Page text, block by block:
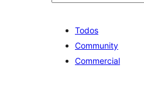
Todos
Community
Commercial